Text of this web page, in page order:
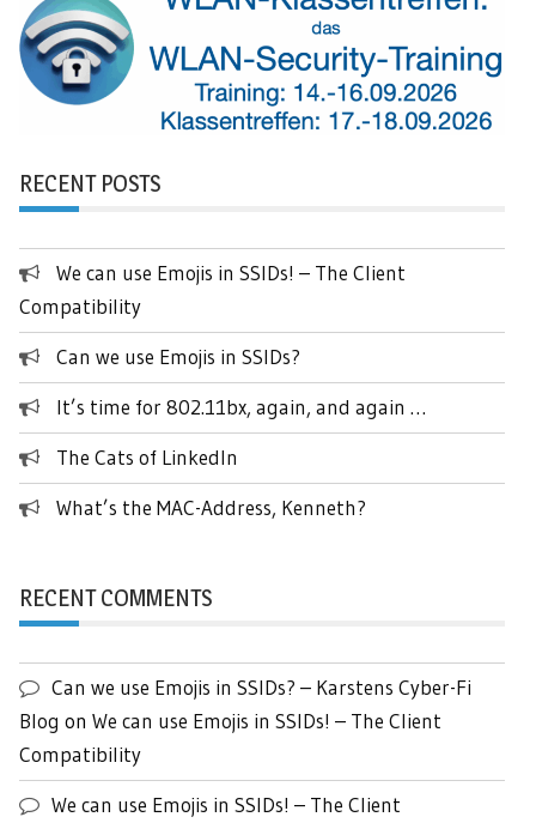
RECENT POSTS
We can use Emojis in SSIDs! – The Client
Compatibility
Can we use Emojis in SSIDs?
It’s time for 802.11bx, again, and again …
The Cats of LinkedIn
What’s the MAC-Address, Kenneth?
RECENT COMMENTS
Can we use Emojis in SSIDs? – Karstens Cyber-Fi
Blog on We can use Emojis in SSIDs! – The Client
Compatibility
We can use Emojis in SSIDs! – The Client